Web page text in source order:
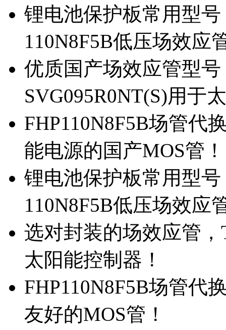
锂电池保护板常用型号
110N8F5B低压场效应
优质国产场效应管型
SVG095R0NT(S)用于
FHP110N8F5B场管代
能电源的国产MOS管！
锂电池保护板常用型
110N8F5B低压场效应
选对封装的场效应管
太阳能控制器！
FHP110N8F5B场管代
友好的MOS管！